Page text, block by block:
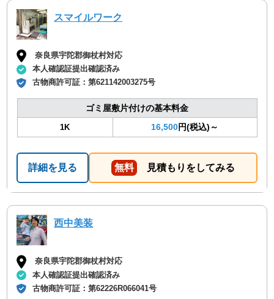
スマイルワーク
奈良県宇陀郡御杖村対応
本人確認証提出確認済み
古物商許可証：第621142003275号
ゴミ屋敷片付けの基本料金
1K 16,500円(税込)～
詳細を見る 無料 見積もりをしてみる
西中美装
奈良県宇陀郡御杖村対応
本人確認証提出確認済み
古物商許可証：第62226R066041号